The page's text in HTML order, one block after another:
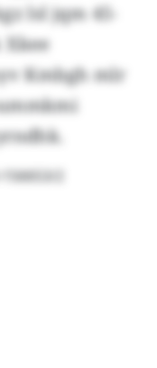
lsl jqm 45-
Kmbgh mlr
2